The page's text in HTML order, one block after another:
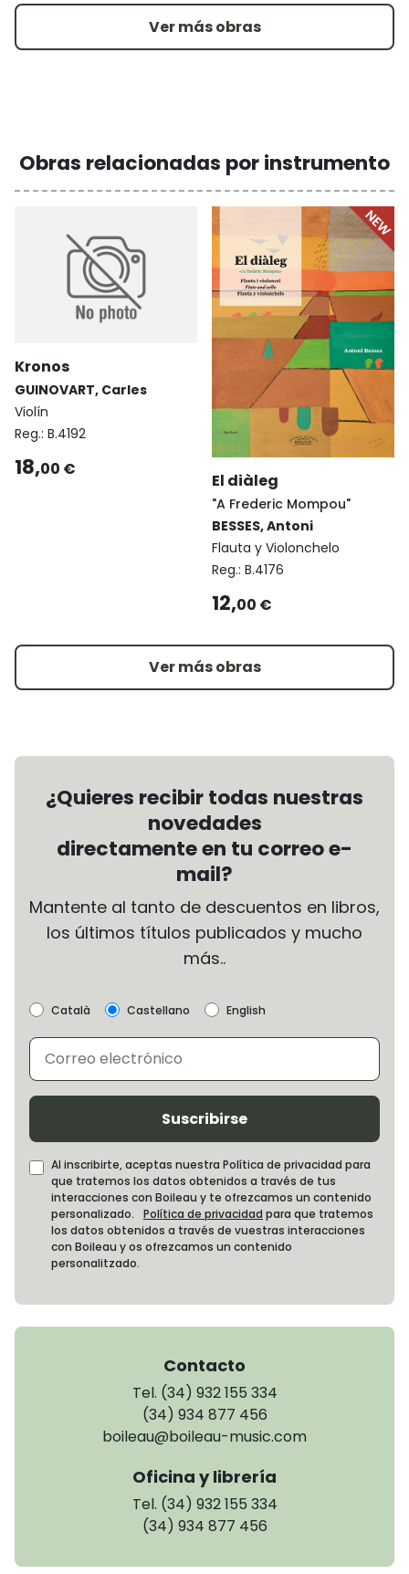
Ver más obras
Obras relacionadas por instrumento
Kronos
GUINOVART, Carles
Violín
Reg.: B.4192
18,00 €
El diàleg
"A Frederic Mompou"
BESSES, Antoni
Flauta y Violonchelo
Reg.: B.4176
12,00 €
Ver más obras
¿Quieres recibir todas nuestras
novedades
directamente en tu correo e-
mail?
Mantente al tanto de descuentos en libros,
los últimos títulos publicados y mucho
más..
Català Castellano English
Suscribirse
Al inscribirte, aceptas nuestra Política de privacidad para
que tratemos los datos obtenidos a través de tus
interacciones con Boileau y te ofrezcamos un contenido
personalizado. Política de privacidad para que tratemos
los datos obtenidos a través de vuestras interacciones
con Boileau y os ofrezcamos un contenido
personalitzado.
Contacto
Tel. (34) 932 155 334
(34) 934 877 456
boileau@boileau-music.com
Oficina y librería
Tel. (34) 932 155 334
(34) 934 877 456